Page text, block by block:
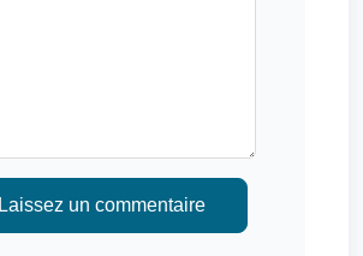
Laissez un commentaire